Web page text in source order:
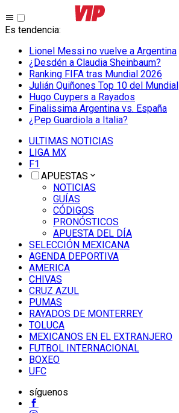
Es tendencia:
Lionel Messi no vuelve a Argentina
¿Desdén a Claudia Sheinbaum?
Ranking FIFA tras Mundial 2026
Julián Quiñones Top 10 del Mundial
Hugo Cuypers a Rayados
Finalissima Argentina vs. España
¿Pep Guardiola a Italia?
ULTIMAS NOTICIAS
LIGA MX
F1
APUESTAS
NOTICIAS
GUÍAS
CÓDIGOS
PRONÓSTICOS
APUESTA DEL DÍA
SELECCIÓN MEXICANA
AGENDA DEPORTIVA
AMERICA
CHIVAS
CRUZ AZUL
PUMAS
RAYADOS DE MONTERREY
TOLUCA
MEXICANOS EN EL EXTRANJERO
FUTBOL INTERNACIONAL
BOXEO
UFC
síguenos